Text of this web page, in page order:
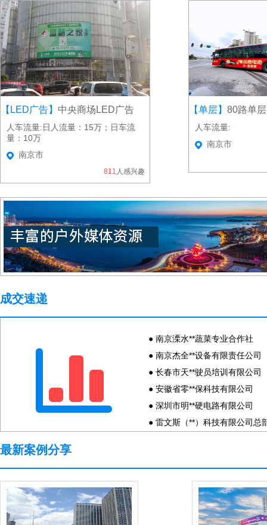
【LED广告】 中央商场LED广告
人车流量:日人流量：15万；日车流
量：10万
南京市
811 人感兴趣
【单层】 80路单层
人车流量:
南京市
成交速递
● 厦门夏珆**境科技有限公司
● 深圳市中**科技有限责任公司
● 上海嘉墅**装饰工程有限公司
● 扬州格律**器有限公司
最新案例分享